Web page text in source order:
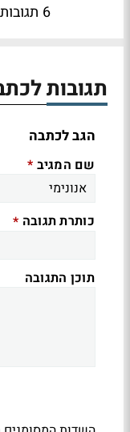
6 תגובות
תגובות
הגב לכתבה
שם המגיב *
כותרת תגובה *
תוכן התגובה